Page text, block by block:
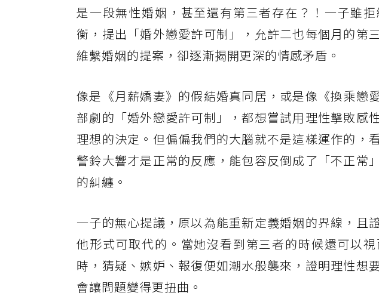
是一段無性婚姻，甚至還有第三者存在？！一子雖
衡，提出「婚外戀愛許可制」，允許二也每個月的第
維繫婚姻的提案，卻逐漸揭開更深的情感矛盾。
像是《月薪嬌妻》的假結婚真同居，或是像《換乘戀
部劇的「婚外戀愛許可制」，都想嘗試用理性擊敗感
理想的決定。但偏偏我們的大腦就不是這樣運作的，
警鈴大響才是正常的反應，能包容反倒成了「不正常
的糾纏。
一子的無心提議，原以為能重新定義婚姻的界線，且
他形式可取代的。當她沒看到第三者的時候還可以
時，猜疑、嫉妒、報復便如潮水般襲來，證明理性想
會讓問題變得更扭曲。